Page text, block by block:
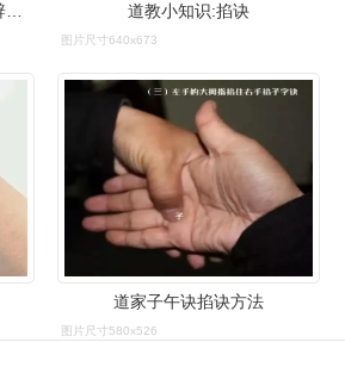
道家打坐修行子午连环诀镇惊辟邪制幻掐诀方法 道教小知识:掐诀
图片尺寸640x673
道家子午诀掐诀方法
图片尺寸580x526